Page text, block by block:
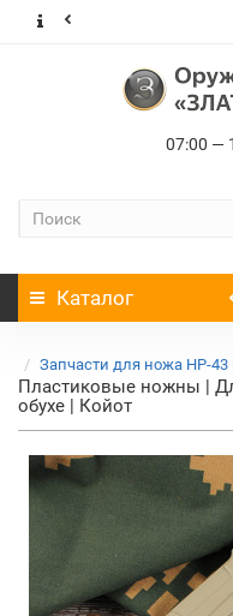
07:00 —
Каталог
Запчасти для ножа НР-
Пластиковые ножны |
обухе | Койот